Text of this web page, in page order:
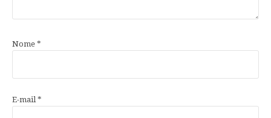
Nome *
E-mail*